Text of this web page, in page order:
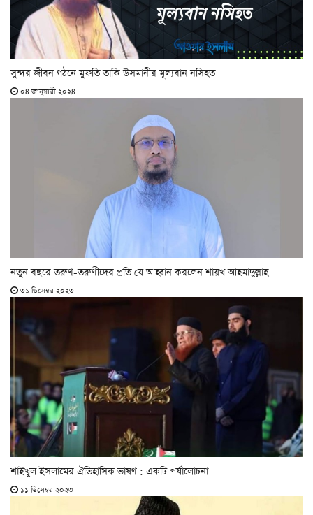
সুন্দর জীবন গঠনে মুফতি তাকি উসমানীর মূল্যবান নসিহত
০৪ জানুয়ারী ২০২৪
নতুন বছরে তরুণ-তরুণীদের প্রতি যে আহ্বান করলেন শায়খ আহমাদুল্লাহ
৩১ ডিসেম্বর ২০২৩
শাইখুল ইসলা‌মের ঐতিহা‌সিক ভাষণ : এক‌টি পর্যা‌লোচনা
১১ ডিসেম্বর ২০২৩